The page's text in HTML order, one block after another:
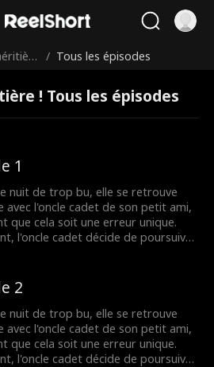
/ Tous les épisodes
! Tous les épisodes
1
nuit de trop bu, elle se retrouve
avec l'oncle cadet de son petit ami,
que cela soit une erreur unique.
l'oncle cadet décide de poursuivre
sœur, qui la provoque à plusieurs
à cette trahison et à ces
continues, comment va-t-elle
2
nuit de trop bu, elle se retrouve
avec l'oncle cadet de son petit ami,
que cela soit une erreur unique.
l'oncle cadet décide de poursuivre